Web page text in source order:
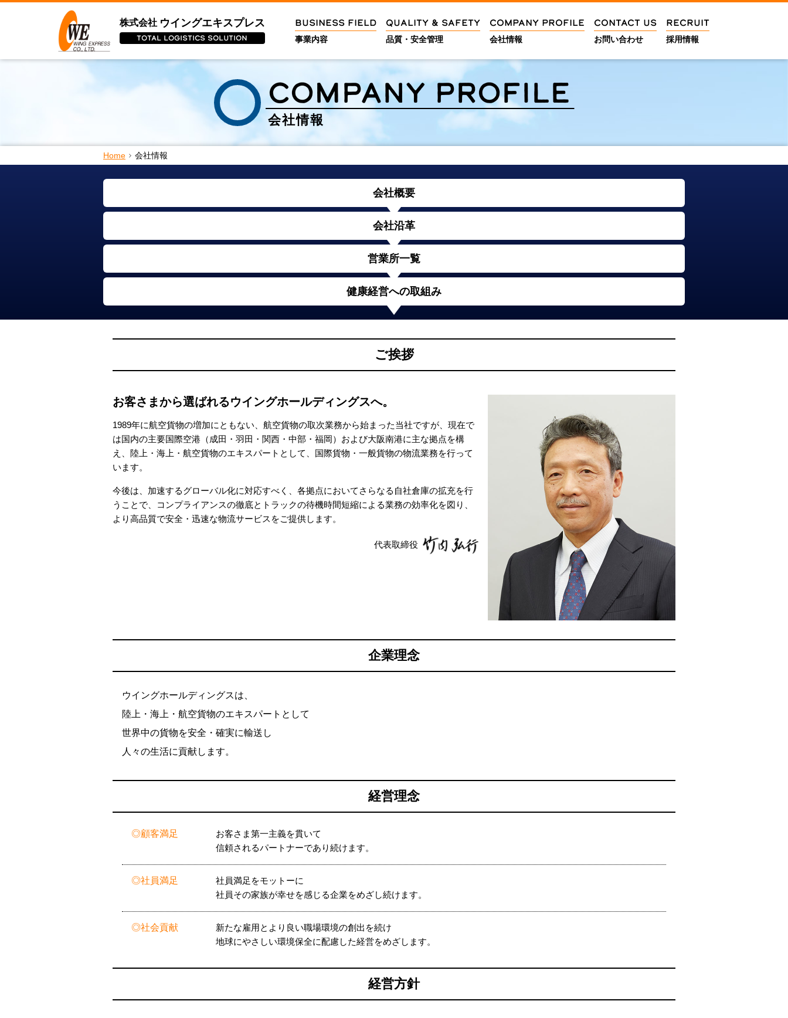
株式会社 ウイングエキスプレス
TOTAL LOGISTICS SOLUTION
BUSINESS FIELD
事業内容
QUALITY & SAFETY
品質・安全管理
COMPANY PROFILE
会社情報
CONTACT US
お問い合わせ
RECRUIT
採用情報
COMPANY PROFILE
会社情報
Home 会社情報
会社概要
会社沿革
営業所一覧
健康経営への取組み
ご挨拶
お客さまから選ばれるウイングホールディングスへ。
1989年に航空貨物の増加にともない、航空貨物の取次業務から始まった当社ですが、現在で
は国内の主要国際空港（成田・羽田・関西・中部・福岡）および大阪南港に主な拠点を構
え、陸上・海上・航空貨物のエキスパートとして、国際貨物・一般貨物の物流業務を行って
います。
今後は、加速するグローバル化に対応すべく、各拠点においてさらなる自社倉庫の拡充を行
うことで、コンプライアンスの徹底とトラックの待機時間短縮による業務の効率化を図り、
より高品質で安全・迅速な物流サービスをご提供します。
代表取締役
企業理念
ウイングホールディングスは、
陸上・海上・航空貨物のエキスパートとして
世界中の貨物を安全・確実に輸送し
人々の生活に貢献します。
経営理念
顧客満足
お客さま第一主義を貫いて
信頼されるパートナーであり続けます。
社員満足
社員満足をモットーに
社員その家族が幸せを感じる企業をめざし続けます。
社会貢献
新たな雇用とより良い職場環境の創出を続け
地球にやさしい環境保全に配慮した経営をめざします。
経営方針